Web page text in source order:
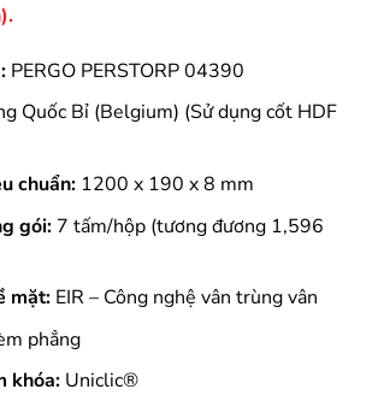
PERGO PERSTORP 04390
Quốc Bỉ (Belgium) (Sử dụng cốt HDF
chuẩn:1200 x 190 x 8 mm
gói:7 tấm/hộp (tương đương 1,596
mặt:EIR – Công nghệ vân trùng vân
phẳng
khóa:Uniclic®